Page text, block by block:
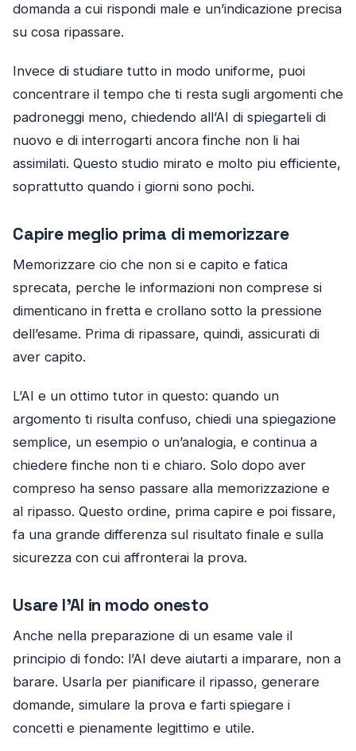
domanda a cui rispondi male e un’indicazione precisa
su cosa ripassare.
Invece di studiare tutto in modo uniforme, puoi
concentrare il tempo che ti resta sugli argomenti che
padroneggi meno, chiedendo all’AI di spiegarteli di
nuovo e di interrogarti ancora finche non li hai
assimilati. Questo studio mirato e molto piu efficiente,
soprattutto quando i giorni sono pochi.
Capire meglio prima di memorizzare
Memorizzare cio che non si e capito e fatica
sprecata, perche le informazioni non comprese si
dimenticano in fretta e crollano sotto la pressione
dell’esame. Prima di ripassare, quindi, assicurati di
aver capito.
L’AI e un ottimo tutor in questo: quando un
argomento ti risulta confuso, chiedi una spiegazione
semplice, un esempio o un’analogia, e continua a
chiedere finche non ti e chiaro. Solo dopo aver
compreso ha senso passare alla memorizzazione e
al ripasso. Questo ordine, prima capire e poi fissare,
fa una grande differenza sul risultato finale e sulla
sicurezza con cui affronterai la prova.
Usare l’AI in modo onesto
Anche nella preparazione di un esame vale il
principio di fondo: l’AI deve aiutarti a imparare, non a
barare. Usarla per pianificare il ripasso, generare
domande, simulare la prova e farti spiegare i
concetti e pienamente legittimo e utile.